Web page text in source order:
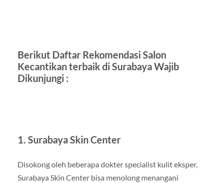
Berikut Daftar Rekomendasi Salon
Kecantikan terbaik di Surabaya Wajib
Dikunjungi :
1. Surabaya Skin Center
Disokong oleh beberapa dokter specialist kulit eksper,
Surabaya Skin Center bisa menolong menangani